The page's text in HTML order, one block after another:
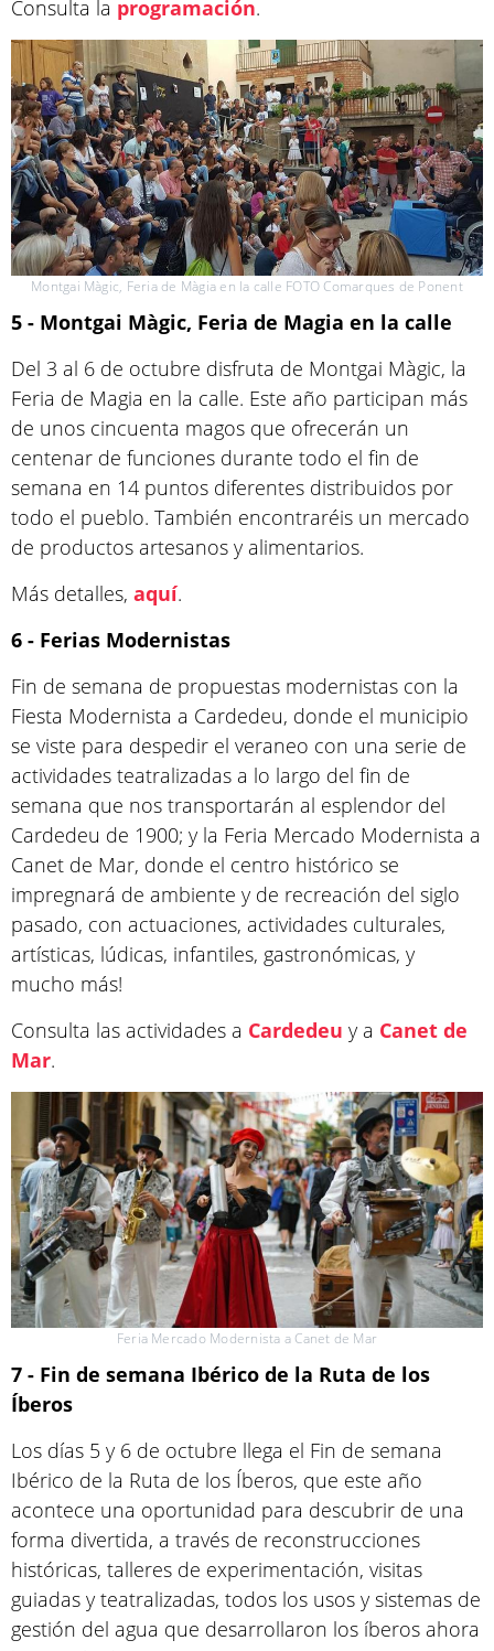
Consulta la programación.
Montgai Màgic, Feria de Màgia en la calle FOTO Comarques de Ponent
5 - Montgai Màgic, Feria de Magia en la calle
Del 3 al 6 de octubre disfruta de Montgai Màgic, la
Feria de Magia en la calle. Este año participan más
de unos cincuenta magos que ofrecerán un
centenar de funciones durante todo el fin de
semana en 14 puntos diferentes distribuidos por
todo el pueblo. También encontraréis un mercado
de productos artesanos y alimentarios.
Más detalles, aquí.
6 - Ferias Modernistas
Fin de semana de propuestas modernistas con la
Fiesta Modernista a Cardedeu, donde el municipio
se viste para despedir el veraneo con una serie de
actividades teatralizadas a lo largo del fin de
semana que nos transportarán al esplendor del
Cardedeu de 1900; y la Feria Mercado Modernista a
Canet de Mar, donde el centro histórico se
impregnará de ambiente y de recreación del siglo
pasado, con actuaciones, actividades culturales,
artísticas, lúdicas, infantiles, gastronómicas, y
mucho más!
Consulta las actividades a Cardedeu y a Canet de
Mar.
Feria Mercado Modernista a Canet de Mar
7 - Fin de semana Ibérico de la Ruta de los
Íberos
Los días 5 y 6 de octubre llega el Fin de semana
Ibérico de la Ruta de los Íberos, que este año
acontece una oportunidad para descubrir de una
forma divertida, a través de reconstrucciones
históricas, talleres de experimentación, visitas
guiadas y teatralizadas, todos los usos y sistemas de
gestión del agua que desarrollaron los íberos ahora